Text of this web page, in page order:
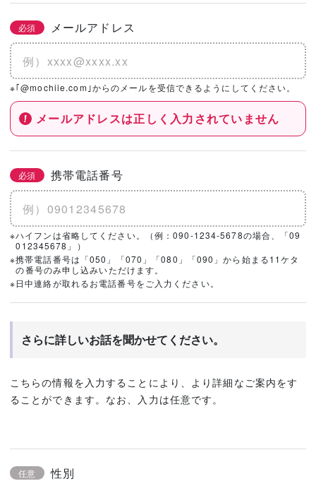
必須 メールアドレス
※｢@mochiie.com｣からのメールを受信できるようにしてください。
メールアドレスは正しく入力されていません
必須 携帯電話番号
※ハイフンは省略してください。（例：090-1234-5678の場合、「09
012345678」）
※携帯電話番号は「050」「070」「080」「090」から始まる11ケタ
の番号のみ申し込みいただけます。
※日中連絡が取れるお電話番号をご入力ください。
さらに詳しいお話を聞かせてください。
こちらの情報を入力することにより、より詳細なご案内をす
ることができます。なお、入力は任意です。
任意 性別